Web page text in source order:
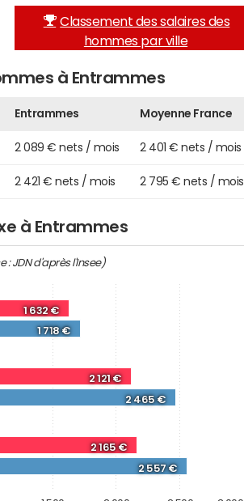
Classement des salaires des
hommes par ville
à Entrammes
Entrammes Moyenne France
2 089 € nets / mois 2 401 € nets / mois
2 421 € nets / mois 2 795 € nets / mois
à Entrammes
: JDN d'après l'Insee)
1 632 €
2 121 €
2 165 €
1 718 €
2 465 €
2 557 €